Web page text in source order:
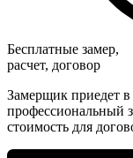
Бесплатные замер,
расчет, договор
Замерщик приедет
профессиональный
стоимость для